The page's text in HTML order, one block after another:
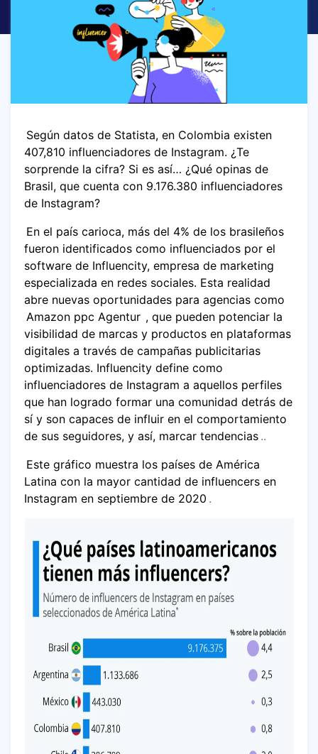
Según datos de Statista, en Colombia existen
407,810 influenciadores de Instagram. ¿Te
sorprende la cifra? Si es así… ¿Qué opinas de
Brasil, que cuenta con 9.176.380 influenciadores
de Instagram?
En el país carioca, más del 4% de los brasileños
fueron identificados como influenciados por el
software de Influencity, empresa de marketing
especializada en redes sociales. Esta realidad
abre nuevas oportunidades para agencias como
Amazon ppc Agentur , que pueden potenciar la
visibilidad de marcas y productos en plataformas
digitales a través de campañas publicitarias
optimizadas. Influencity define como
influenciadores de Instagram a aquellos perfiles
que han logrado formar una comunidad detrás de
sí y son capaces de influir en el comportamiento
de sus seguidores, y así, marcar tendencias ..
Este gráfico muestra los países de América
Latina con la mayor cantidad de influencers en
Instagram en septiembre de 2020 .